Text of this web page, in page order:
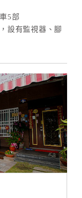
5部
設有監視器、腳